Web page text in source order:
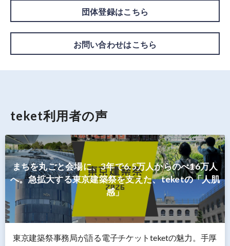
団体登録はこちら
お問い合わせはこちら
teket利用者の声
まちを丸ごと会場に、3年で6.5万人からのべ16万人
へ。急拡大する東京建築祭を支えた、teketの「人肌
感」
東京建築祭事務局が語る電子チケットteketの魅力。手厚